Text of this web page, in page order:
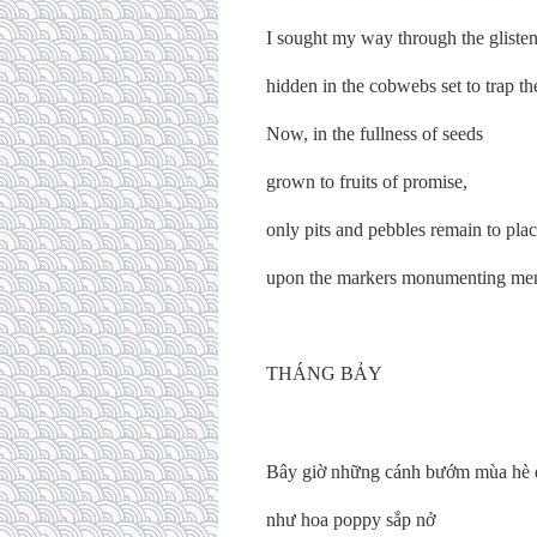
I sought my way through the
hidden in the cobwebs set to trap
Now, in the fullness of seeds
grown to fruits of promise,
only pits and pebbles remain to
upon the markers monumenting
THÁNG BẢY
Bây giờ những cánh bướm mùa hè
như hoa poppy sắp nở